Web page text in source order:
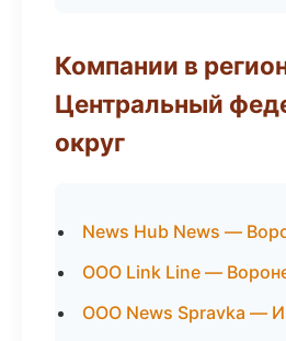
Компании в
Центральный
округ
News Hub News —
ООО Link Line —
ООО News Spravka —